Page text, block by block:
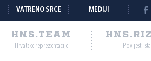
VATRENO SRCE MEDIJI
HNS.TEAM
Hrvatske reprezentacije Povijest i